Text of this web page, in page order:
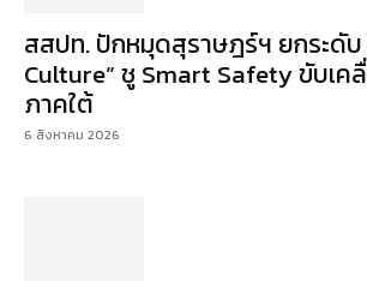
สสปท. ปักหมุดสุราษฎร์ฯ ยกระดั
Culture” ชู Smart Safety ขับเค
ภาคใต้
6 สิงหาคม 2026